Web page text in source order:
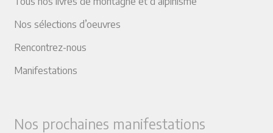
Nos sélections d’oeuvres
Rencontrez-nous
Manifestations
Nos prochaines manifestations